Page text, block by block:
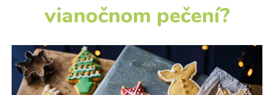
vianočnom pečení?